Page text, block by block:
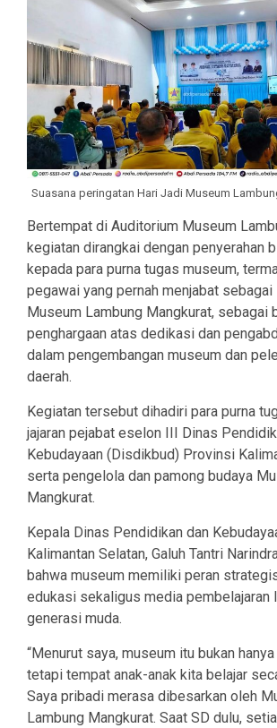
Suasana peringatan Hari Jadi Museum
Bertempat di Auditorium Museum
kegiatan dirangkai dengan penyerahan
kepada para purna tugas museum,
pegawai yang pernah menjabat sebagai
Museum Lambung Mangkurat, sebagai
penghargaan atas dedikasi dan
dalam pengembangan museum dan
daerah.
Kegiatan tersebut dihadiri para purna
jajaran pejabat eselon III Dinas
Kebudayaan (Disdikbud) Provinsi
serta pengelola dan pamong budaya
Mangkurat.
Kepala Dinas Pendidikan dan
Kalimantan Selatan, Galuh Tantri
bahwa museum memiliki peran
edukasi sekaligus media pembelajaran
generasi muda.
“Menurut saya, museum itu bukan
tetapi tempat anak-anak kita belajar
Saya pribadi merasa dibesarkan oleh
Lambung Mangkurat. Saat SD dulu,